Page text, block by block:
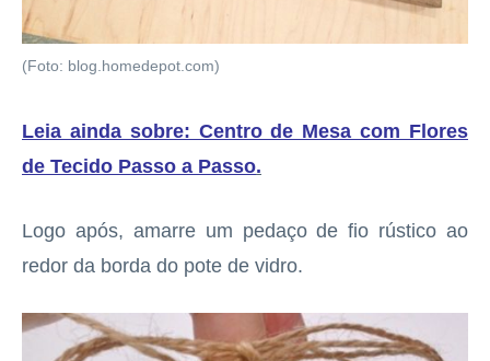
(Foto: blog.homedepot.com)
Leia ainda sobre: Centro de Mesa com Flores
de Tecido Passo a Passo.
Logo após, amarre um pedaço de fio rústico ao
redor da borda do pote de vidro.